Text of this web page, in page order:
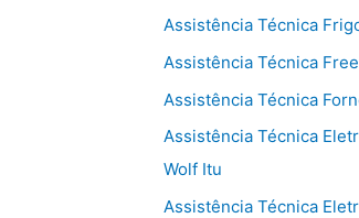
Assistência Técnica
Assistência Técnica
Assistência Técnica
Assistência Técnica
Wolf Itu
Assistência Técnica